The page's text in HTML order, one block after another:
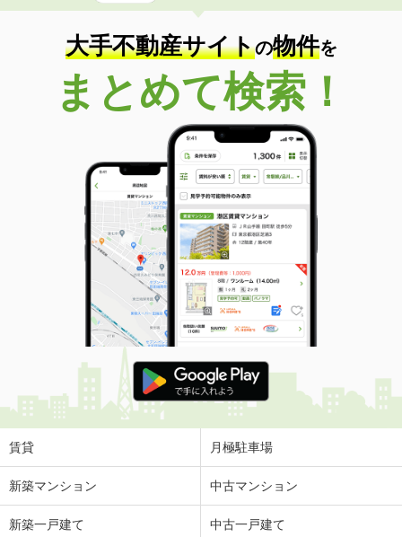
大手不動産サイトの物件を
まとめて検索！
賃貸 月極駐車場
新築マンション 中古マンション
新築一戸建て 中古一戸建て